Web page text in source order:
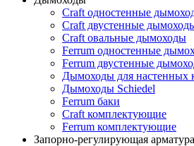
Craft одностенные
Craft двустенные
Craft овальные дымоходы
Ferrum одностенные
Ferrum двустенные
Дымоходы для настенных
Дымоходы Schiedel
Ferrum баки
Craft комплектующие
Ferrum комплектующие
Запорно-регулирующая арматура